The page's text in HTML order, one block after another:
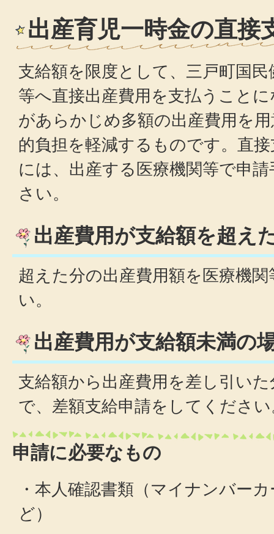
出産育児一時金の直接
支給額を限度として、三戸町国
等へ直接出産費用を支払うこと
があらかじめ多額の出産費用を
的負担を軽減するものです。直
には、出産する医療機関等で申
さい。
出産費用が支給額を超え
超えた分の出産費用額を医療機
い。
出産費用が支給額未満の
支給額から出産費用を差し引い
で、差額支給申請をしてくださ
申請に必要なもの
・本人確認書類（マイナンバー
ど）